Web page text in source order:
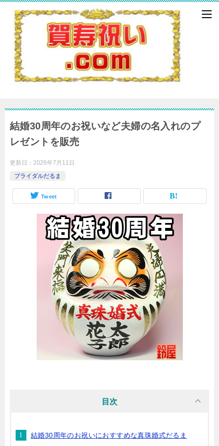
結婚30周年のお祝いなど夫婦の名入れのプ
レゼントを販売
更新日： 2026年7月11日
ブライダルだるま
Tweet
目次
結婚30周年のお祝いにおすすめな真珠婚式だるま